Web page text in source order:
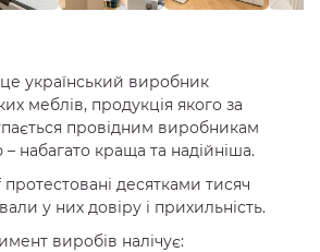
український виробник
меблів, продукція якого за
провідним виробникам
набагато краща та надійніша.
десятками тисяч
у них довіру і прихильність.
виробів налічує: